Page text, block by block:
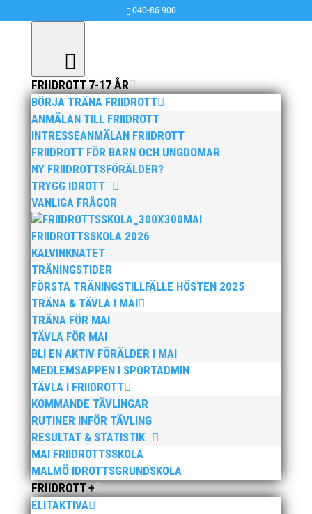
040-86 900
FRIIDROTT 7-17 ÅR
BÖRJA TRÄNA FRIIDROTT
ANMÄLAN TILL FRIIDROTT
INTRESSEANMÄLAN FRIIDROTT
FRIIDROTT FÖR BARN OCH UNGDOMAR
NY FRIIDROTTSFÖRÄLDER?
TRYGG IDROTT
VANLIGA FRÅGOR
MAI
FRIIDROTTSSKOLA 2026
KALVINKNATET
TRÄNINGSTIDER
FÖRSTA TRÄNINGSTILLFÄLLE HÖSTEN 2025
TRÄNA & TÄVLA I MAI
TRÄNA FÖR MAI
TÄVLA FÖR MAI
BLI EN AKTIV FÖRÄLDER I MAI
MEDLEMSAPPEN I SPORTADMIN
TÄVLA I FRIIDROTT
KOMMANDE TÄVLINGAR
RUTINER INFÖR TÄVLING
RESULTAT & STATISTIK
MAI FRIIDROTTSSKOLA
MALMÖ IDROTTSGRUNDSKOLA
FRIIDROTT +
ELITAKTIVA
KASTTÄVLINGAR 2015
apr 17, 2015|Ingen kategori,MAI MASTERS
Tidsschema 2015 och inbjudan till den första
tävlingen den 16 maj, VDM i Viktkastning.
>>Ladda ner Kasttävlingar 2015!
Publicerat tidigare
Bilder från Stafett-SM 2026. Foto: Thomas
Leandersson Fler bilder från MAI:s Årsmöte
2026